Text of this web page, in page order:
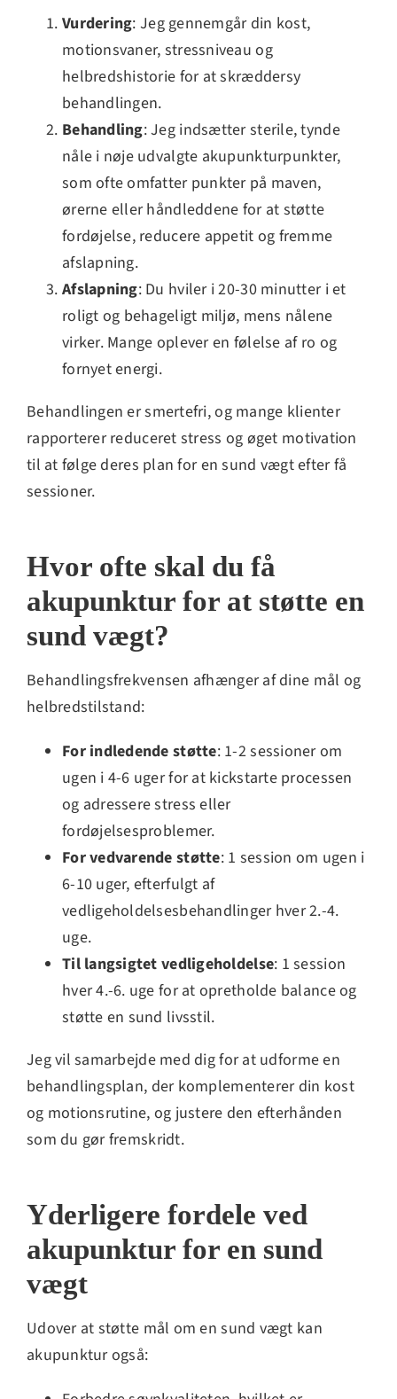
Vurdering: Jeg gennemgår din kost,
motionsvaner, stressniveau og
helbredshistorie for at skræddersy
behandlingen.
Behandling: Jeg indsætter sterile, tynde
nåle i nøje udvalgte akupunkturpunkter,
som ofte omfatter punkter på maven,
ørerne eller håndleddene for at støtte
fordøjelse, reducere appetit og fremme
afslapning.
Afslapning: Du hviler i 20-30 minutter i et
roligt og behageligt miljø, mens nålene
virker. Mange oplever en følelse af ro og
fornyet energi.
Behandlingen er smertefri, og mange klienter
rapporterer reduceret stress og øget motivation
til at følge deres plan for en sund vægt efter få
sessioner.
Hvor ofte skal du få
akupunktur for at støtte en
sund vægt?
Behandlingsfrekvensen afhænger af dine mål og
helbredstilstand:
For indledende støtte: 1-2 sessioner om
ugen i 4-6 uger for at kickstarte processen
og adressere stress eller
fordøjelsesproblemer.
For vedvarende støtte: 1 session om ugen i
6-10 uger, efterfulgt af
vedligeholdelsesbehandlinger hver 2.-4.
uge.
Til langsigtet vedligeholdelse: 1 session
hver 4.-6. uge for at opretholde balance og
støtte en sund livsstil.
Jeg vil samarbejde med dig for at udforme en
behandlingsplan, der komplementerer din kost
og motionsrutine, og justere den efterhånden
som du gør fremskridt.
Yderligere fordele ved
akupunktur for en sund
vægt
Udover at støtte mål om en sund vægt kan
akupunktur også: